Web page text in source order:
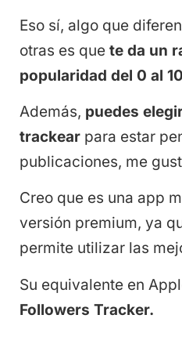
Eso sí, algo que
otras es que te da un
popularidad del 0 al
Además, puedes
trackear para estar
publicaciones, me
Creo que es una app
versión premium, ya
permite utilizar las
Su equivalente en
Followers Tracker.